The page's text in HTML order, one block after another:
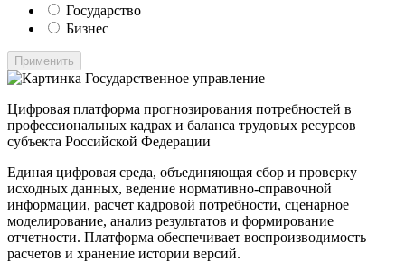
Государство
Бизнес
Применить
Государственное управление
Цифровая платформа прогнозирования потребностей в
профессиональных кадрах и баланса трудовых ресурсов
субъекта Российской Федерации
Единая цифровая среда, объединяющая сбор и проверку
исходных данных, ведение нормативно-справочной
информации, расчет кадровой потребности, сценарное
моделирование, анализ результатов и формирование
отчетности. Платформа обеспечивает воспроизводимость
расчетов и хранение истории версий.